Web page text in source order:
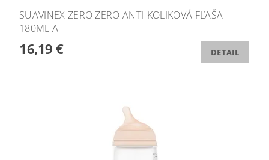
SUAVINEX ZERO ZERO ANTI-KOLIKOVÁ FĽAŠA
180ML A
16,19 € DETAIL